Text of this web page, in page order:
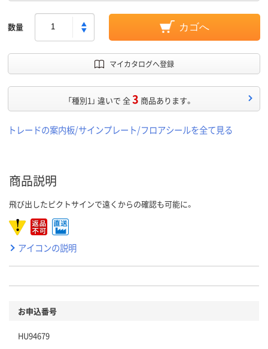
数量 カゴへ
マイカタログへ登録
「種別1」 違いで 全3 商品あります。
トレードの案内板/サインプレート/フロアシールを全て見る
商品説明
飛び出したピクトサインで遠くからの確認も可能に。
アイコンの説明
お申込番号
HU94679